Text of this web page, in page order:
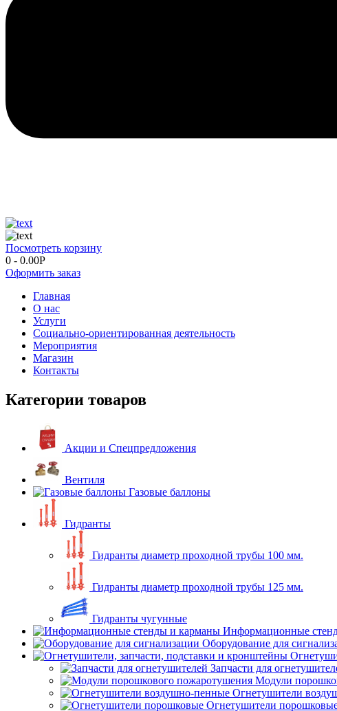
Посмотреть корзину
0 - 0.00Р
Оформить заказ
Главная
О нас
Услуги
Социально-ориентированная деятельность
Мероприятия
Магазин
Контакты
Категории товаров
Акции и Спецпредложения
Вентиля
Газовые баллоны
Гидранты
Гидранты диаметр проходной трубы 100 мм.
Гидранты диаметр проходной трубы 125 мм.
Гидранты чугунные
Информационные
Оборудование для
Запчасти для
Модули
Огнетушители
Огнетушители